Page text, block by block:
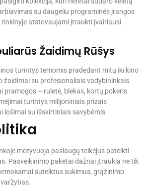
su daugeliu programinės įrangos
rinkinyje atstovaujami įtraukti įvairiausi
Žaidimų Rūšys
turintys temomis pradedant mitų iki kino
žaidimai su profesionaliais vadybininkais
pramogos – ruletė, blekas, kortų pokeris
turintys milijoniniais prizais
lošimai su išskirtiniais savybėmis
motyvuoja paslaugų teikėjus pateikti
Pasveikinimo paketai dažnai įtraukia ne tik
suteiktus sukimus, grąžinimo